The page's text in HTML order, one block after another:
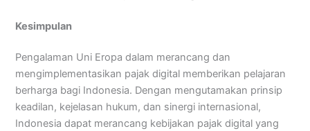
Kesimpulan
Pengalaman Uni Eropa dalam merancang dan
mengimplementasikan pajak digital memberikan pelajaran
berharga bagi Indonesia. Dengan mengutamakan prinsip
keadilan, kejelasan hukum, dan sinergi internasional,
Indonesia dapat merancang kebijakan pajak digital yang